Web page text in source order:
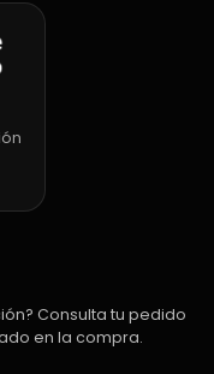
Consulta tu pedido
en la compra.